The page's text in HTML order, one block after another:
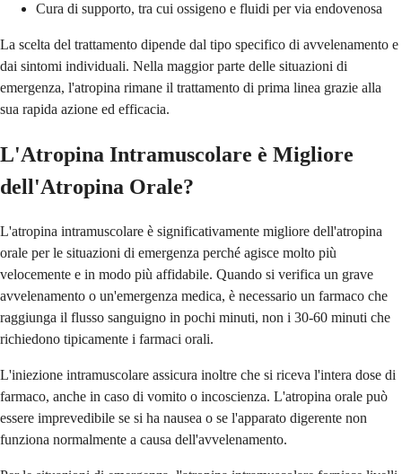
Cura di supporto, tra cui ossigeno e fluidi per via endovenosa
La scelta del trattamento dipende dal tipo specifico di avvelenamento e
dai sintomi individuali. Nella maggior parte delle situazioni di
emergenza, l'atropina rimane il trattamento di prima linea grazie alla
sua rapida azione ed efficacia.
L'Atropina Intramuscolare è Migliore
dell'Atropina Orale?
L'atropina intramuscolare è significativamente migliore dell'atropina
orale per le situazioni di emergenza perché agisce molto più
velocemente e in modo più affidabile. Quando si verifica un grave
avvelenamento o un'emergenza medica, è necessario un farmaco che
raggiunga il flusso sanguigno in pochi minuti, non i 30-60 minuti che
richiedono tipicamente i farmaci orali.
L'iniezione intramuscolare assicura inoltre che si riceva l'intera dose di
farmaco, anche in caso di vomito o incoscienza. L'atropina orale può
essere imprevedibile se si ha nausea o se l'apparato digerente non
funziona normalmente a causa dell'avvelenamento.